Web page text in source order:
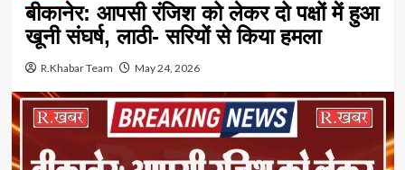
बीकानेर: आपसी रंजिश को लेकर दो पक्षों में हुआ
खूनी संघर्ष, लाठी- सरियों से किया हमला
R.Khabar Team May 24, 2026